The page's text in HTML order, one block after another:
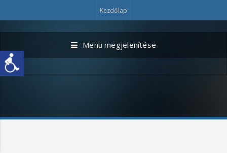
Kezdőlap
Menü megjelenítése